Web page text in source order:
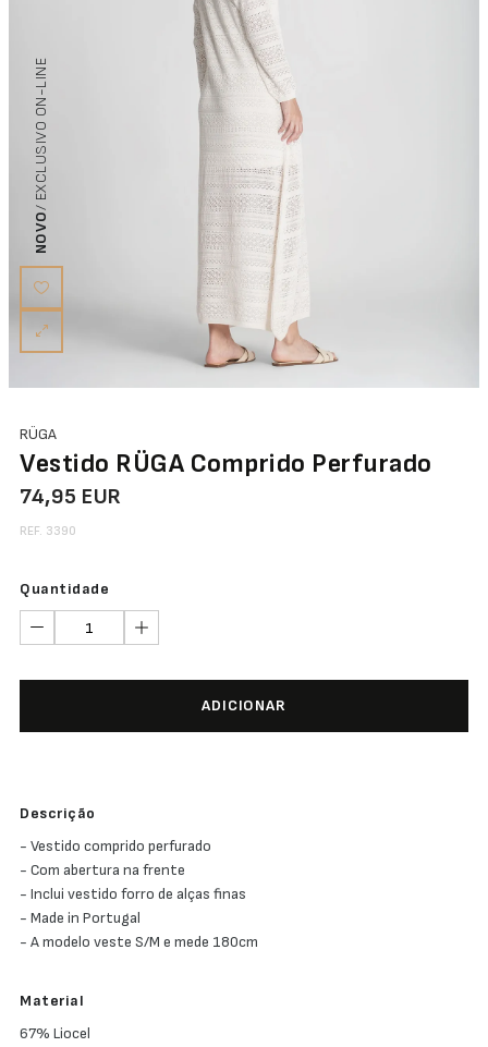
NOVO
/ EXCLUSIVO ON-LINE
RÜGA
Vestido RÜGA Comprido Perfurado
74,95 EUR
REF. 3390
Quantidade
ADICIONAR
Descrição
- Vestido comprido perfurado
- Com abertura na frente
- Inclui vestido forro de alças finas
- Made in Portugal
- A modelo veste S/M e mede 180cm
Material
67% Liocel